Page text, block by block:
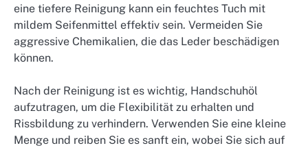
eine tiefere Reinigung kann ein feuchtes Tuch mit
mildem Seifenmittel effektiv sein. Vermeiden Sie
aggressive Chemikalien, die das Leder beschädigen
können.
Nach der Reinigung ist es wichtig, Handschuhöl
aufzutragen, um die Flexibilität zu erhalten und
Rissbildung zu verhindern. Verwenden Sie eine kleine
Menge und reiben Sie es sanft ein, wobei Sie sich auf